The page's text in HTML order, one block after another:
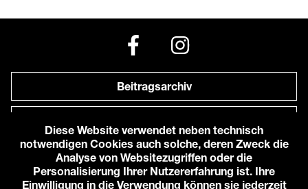
Beitragsarchiv
Anfahrt zu uns
Diese Website verwendet neben technisch
notwendigen Cookies auch solche, deren Zweck die
Analyse von Websitezugriffen oder die
Personalisierung Ihrer Nutzererfahrung ist. Ihre
Einwilligung in die Verwendung können sie jederzeit